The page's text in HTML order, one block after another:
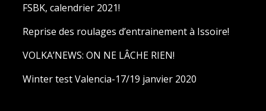
FSBK, calendrier 2021!
Reprise des roulages d’entrainement à Issoire!
VOLKA’NEWS: ON NE LÂCHE RIEN!
Winter test Valencia-17/19 janvier 2020